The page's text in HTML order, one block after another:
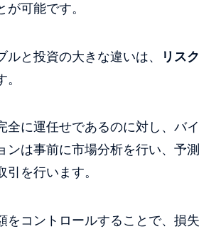
が可能です。
ルと投資の大きな違いは、
リスク
全に運任せであるのに対し、バイ
ンは事前に市場分析を行い、予測
引を行います。
をコントロールすることで、損失